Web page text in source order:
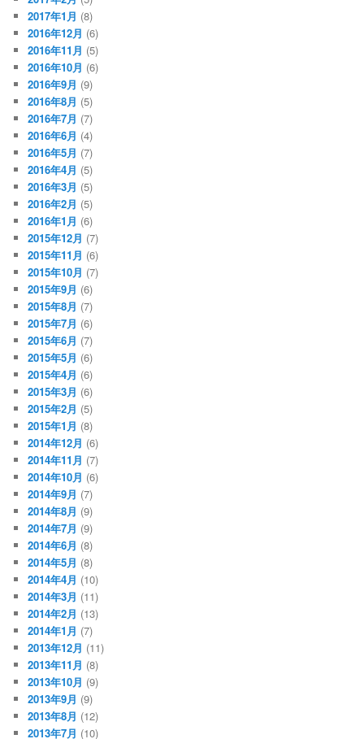
2017年1月 (8)
2016年12月 (6)
2016年11月 (5)
2016年10月 (6)
2016年9月 (9)
2016年8月 (5)
2016年7月 (7)
2016年6月 (4)
2016年5月 (7)
2016年4月 (5)
2016年3月 (5)
2016年2月 (5)
2016年1月 (6)
2015年12月 (7)
2015年11月 (6)
2015年10月 (7)
2015年9月 (6)
2015年8月 (7)
2015年7月 (6)
2015年6月 (7)
2015年5月 (6)
2015年4月 (6)
2015年3月 (6)
2015年2月 (5)
2015年1月 (8)
2014年12月 (6)
2014年11月 (7)
2014年10月 (6)
2014年9月 (7)
2014年8月 (9)
2014年7月 (9)
2014年6月 (8)
2014年5月 (8)
2014年4月 (10)
2014年3月 (11)
2014年2月 (13)
2014年1月 (7)
2013年12月 (11)
2013年11月 (8)
2013年10月 (9)
2013年9月 (9)
2013年8月 (12)
2013年7月 (10)